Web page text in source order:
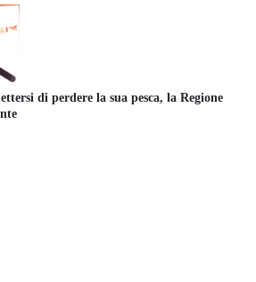
di perdere la sua pesca, la Regione